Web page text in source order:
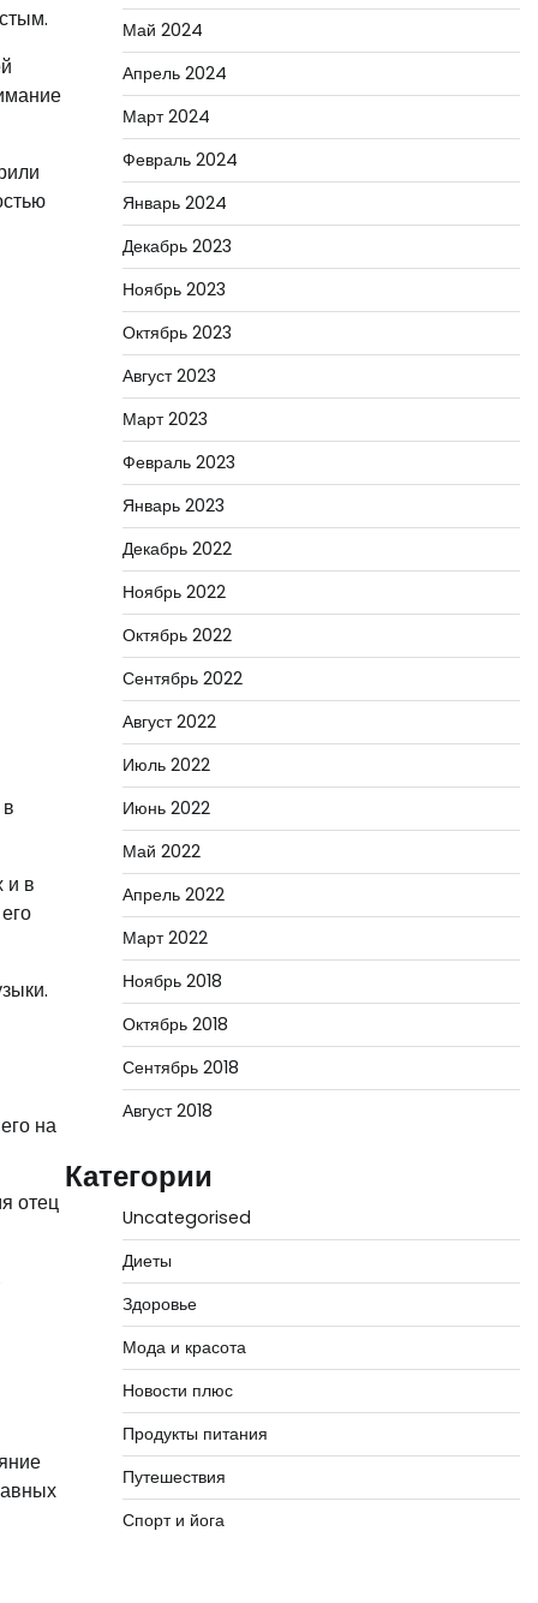
и в
на
отец
Май 2024
Апрель 2024
Март 2024
Февраль 2024
Январь 2024
Декабрь 2023
Ноябрь 2023
Октябрь 2023
Август 2023
Март 2023
Февраль 2023
Январь 2023
Декабрь 2022
Ноябрь 2022
Октябрь 2022
Сентябрь 2022
Август 2022
Июль 2022
Июнь 2022
Май 2022
Апрель 2022
Март 2022
Ноябрь 2018
Октябрь 2018
Сентябрь 2018
Август 2018
Категории
Uncategorised
Диеты
Здоровье
Мода и красота
Новости плюс
Продукты питания
Путешествия
Спорт и йога